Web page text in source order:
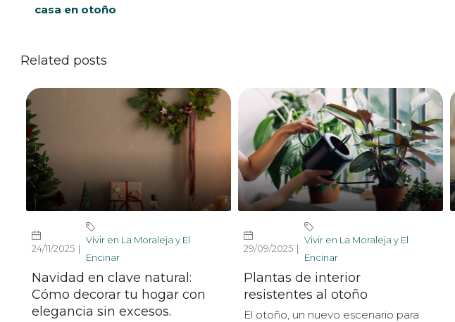
casa en otoño
Related posts
24/11/2025
Vivir en La Moraleja y El
Encinar
Navidad en clave natural:
Cómo decorar tu hogar con
elegancia sin excesos.
29/09/2025
Vivir en La Moraleja y El
Encinar
Plantas de interior
resistentes al otoño
El otoño, un nuevo escenario para